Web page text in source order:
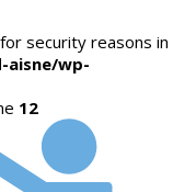
security reasons in
aisne/wp-
12